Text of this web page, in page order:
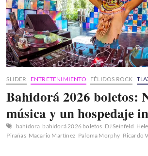
SLIDER ENTRETENIMIENTO FÉLIDOS ROCK
Bahidorá 2026 boletos:
música y un hospedaje
bahidora bahidorá 2026 boletos DJ Seinfeld
Pirañas Macario Martínez Paloma Morphy Ricardo